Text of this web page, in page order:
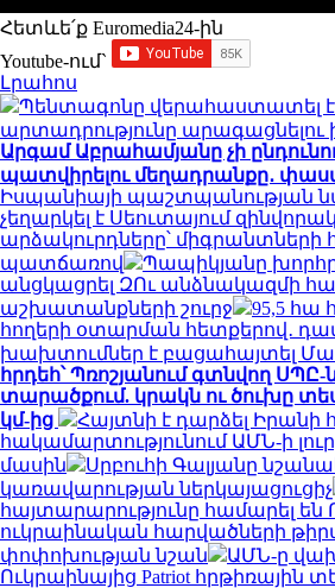
Հետևե՛ք Euromedia24-ին
Youtube-ում`
Լրահոս
Պենտագոնը վերահաստատել է
արտադրությունը
Արգամ Աբրահամյանը չի
պատվիրելու մեղադրանքը․
Իսպանիայի պաշտպանության
չեղարկել է Սեուտայում
արձակուրդները՝ միգրանտների
պատճառով
Պապիկյանը
անցկացրել ԶՈւ անձնակազմի
աշխատանքների շուրջ
95,5 հա
հողերի օտարման հետքերով․
խախտումներ է բացահայտել
հրդեհ՝ Պռոշյանում գտնվող ՍՊԸ-
տարածքում. կրակն ու ծուխը
կմ-ից
Հայտնի է դարձել Իրանի
հակամարտությունում ԱՄՆ-ի
մասին
Սրբուհի Գալյանը
կառավարության ներկայացուցիչ
հայտարարությունը համարել
ուկրաինական հարվածների
փոփոխության նշան
ԱՄՆ-ը
Ուկրաինայից Patriot հրթիռային